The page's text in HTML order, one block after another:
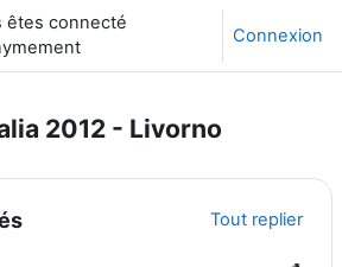
êtes connecté
Connexion
2012 - Livorno
Tout replier